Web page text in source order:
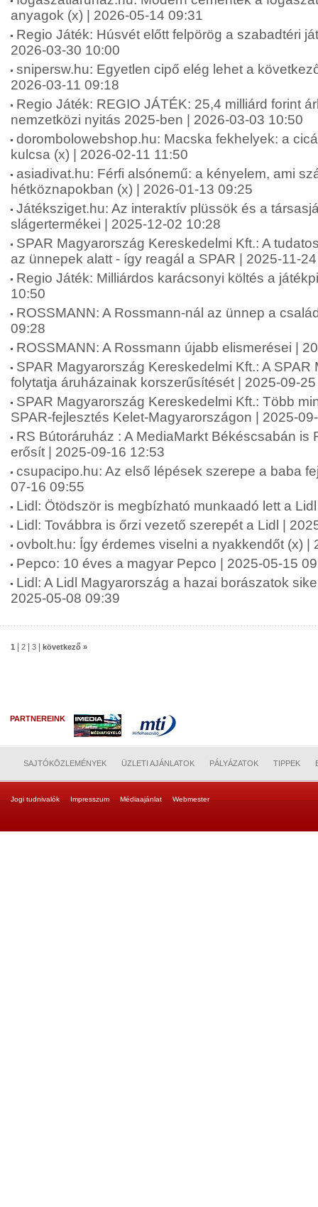
anyagok (x) | 2026-05-14 09:31
Regio Játék: Húsvét előtt felpörög a szabadtéri
2026-03-30 10:00
snipersw.hu: Egyetlen cipő elég lehet a
2026-03-11 09:18
Regio Játék: REGIO JÁTÉK: 25,4 milliárd forint
nemzetközi nyitás 2025-ben | 2026-03-03 10:50
dorombolowebshop.hu: Macska fekhelyek: a
kulcsa (x) | 2026-02-11 11:50
asiadivat.hu: Férfi alsónemű: a kényelem, ami
hétköznapokban (x) | 2026-01-13 09:25
Játéksziget.hu: Az interaktív plüssök és a
slágertermékei | 2025-12-02 10:28
SPAR Magyarország Kereskedelmi Kft.: A
az ünnepek alatt - így reagál a SPAR | 2025-11-
Regio Játék: Milliárdos karácsonyi költés a
10:50
ROSSMANN: A Rossmann-nál az ünnep a
09:28
ROSSMANN: A Rossmann újabb elismerései |
SPAR Magyarország Kereskedelmi Kft.: A SPAR
folytatja áruházainak korszerűsítését | 2025-09-
SPAR Magyarország Kereskedelmi Kft.: Több
SPAR-fejlesztés Kelet-Magyarországon | 2025-
RS Bútoráruház : A MediaMarkt Békéscsabán is
erősít | 2025-09-16 12:53
csupacipo.hu: Az első lépések szerepe a baba
07-16 09:55
Lidl: Ötödször is megbízható munkaadó lett a
Lidl: Továbbra is őrzi vezető szerepét a Lidl |
ovbolt.hu: Így érdemes viselni a nyakkendőt (x) |
Pepco: 10 éves a magyar Pepco | 2025-05-15
Lidl: A Lidl Magyarország a hazai borászatok
2025-05-08 09:39
1 2 3 következő »
PARTNEREINK
SAJTÓKÖZLEMÉNYEK ÜZLETI AJÁNLATOK PÁLYÁZATOK TIPPEK
Jogi tudnivalók Impresszum Médiaajánlat Webmester